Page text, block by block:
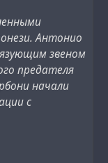
Антонио
звеном
предателя
начали
с